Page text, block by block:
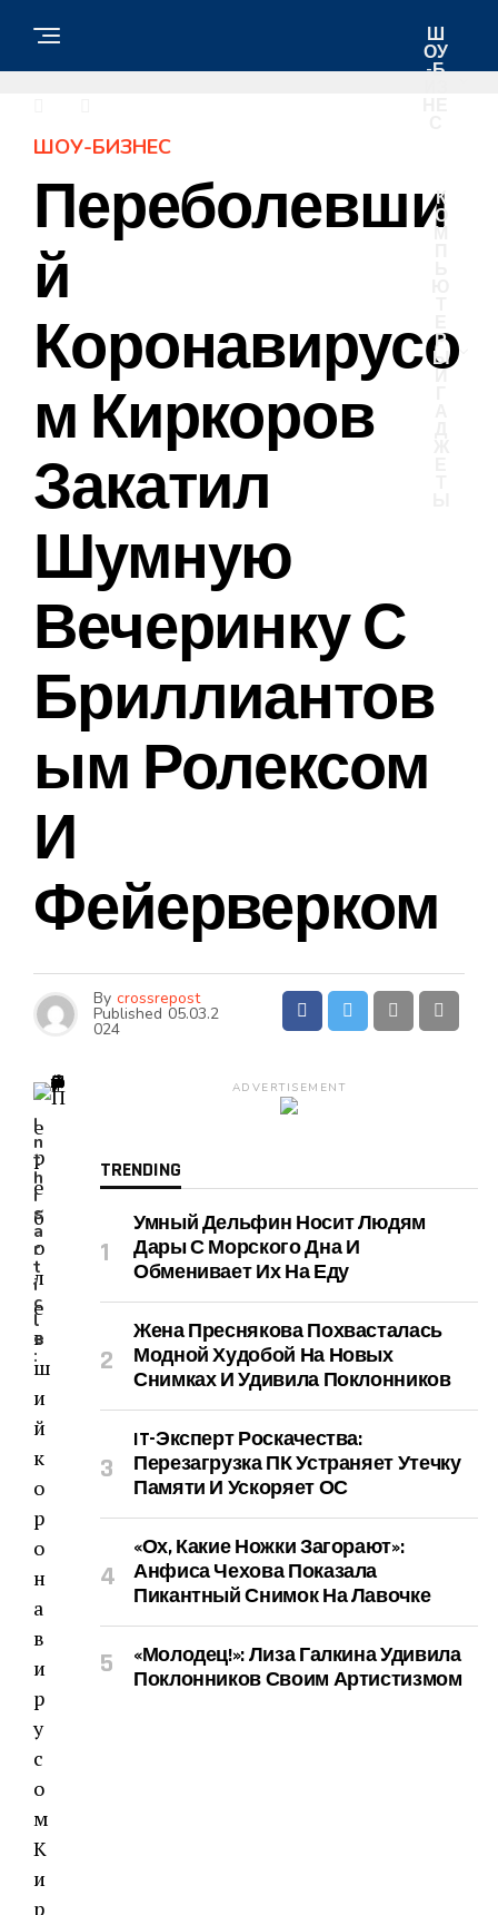
Ш
ОУ
-Б
К
О
М
Р
Ы
ШОУ-БИЗНЕС
Переболевши
Й
Коронавирусо
М Киркоров
Закатил
Шумную
Вечеринку С
Бриллиантов
Ым Ролексом
И
Фейерверком
By crossrepost
Published 05.03.2
024
I
n
t
h
i
s
a
r
t
i
c
l
e
:
ADVERTISEMENT
TRENDING
Умный Дельфин Носит Людям
Дары С Морского Дна И
Обменивает Их На Еду
Жена Преснякова Похвасталась
Модной Худобой На Новых
Снимках И Удивила Поклонников
IT-Эксперт Роскачества:
Перезагрузка ПК Устраняет Утечку
Памяти И Ускоряет ОС
«Ох, Какие Ножки Загорают»:
Анфиса Чехова Показала
Пикантный Снимок На Лавочке
«Молодец!»: Лиза Галкина Удивила
Поклонников Своим Артистизмом